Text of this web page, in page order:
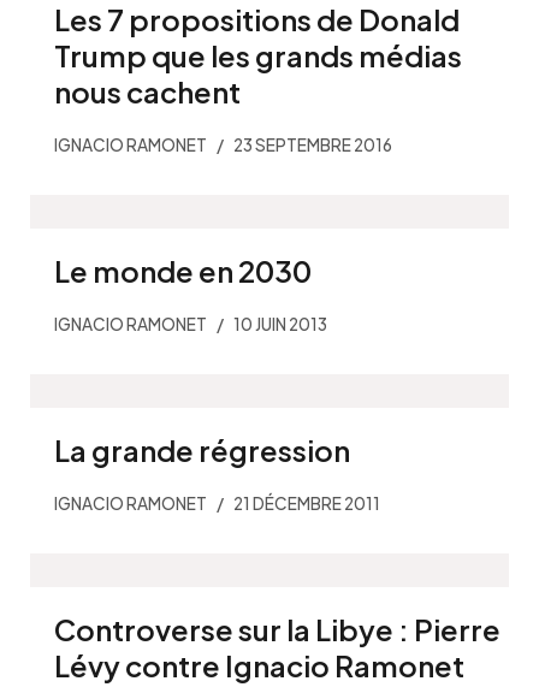
Les 7 propositions de Donald
Trump que les grands médias
nous cachent
IGNACIO RAMONET 23 SEPTEMBRE 2016
Le monde en 2030
IGNACIO RAMONET 10 JUIN 2013
La grande régression
IGNACIO RAMONET 21 DÉCEMBRE 2011
Controverse sur la Libye : Pierre
Lévy contre Ignacio Ramonet